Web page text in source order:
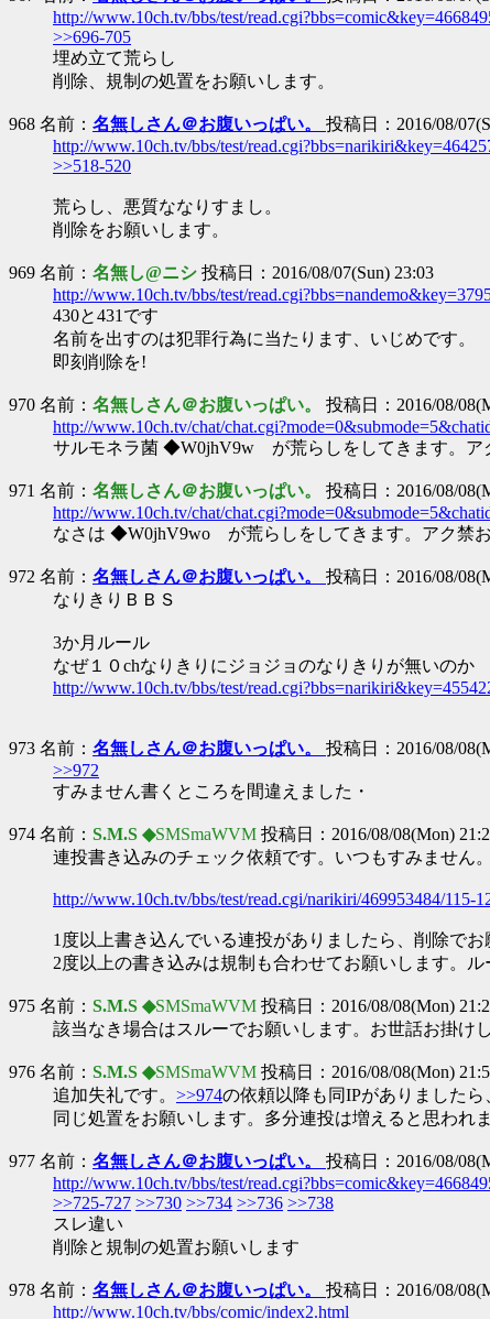
http://www.10ch.tv/bbs/test/
>>696-705
埋め立て荒らし
削除、規制の処置をお願いします。
968 名前： 名無しさん＠お腹いっぱい。 投稿日：2016/08/
http://www.10ch.tv/bbs/test/
>>518-520
荒らし、悪質ななりすまし。
削除をお願いします。
969 名前： 名無し@ニシ 投稿日：2016/08/07(Sun) 23:03
http://www.10ch.tv/bbs/test/
430と431です
名前を出すのは犯罪行為に当たります、いじめです。
即刻削除を!
970 名前： 名無しさん＠お腹いっぱい。 投稿日：2016/08/
http://www.10ch.tv/chat/
サルモネラ菌 ◆W0jhV9w が荒らしをしてきます。ア
971 名前： 名無しさん＠お腹いっぱい。 投稿日：2016/08/
http://www.10ch.tv/chat/
なさは ◆W0jhV9wo が荒らしをしてきます。アク禁
972 名前： 名無しさん＠お腹いっぱい。 投稿日：2016/08/
なりきりＢＢＳ
3か月ルール
なぜ１０chなりきりにジョジョのなりきりが無いのか
http://www.10ch.tv/bbs/test/
973 名前： 名無しさん＠お腹いっぱい。 投稿日：2016/08/
>>972
すみません書くところを間違えました・
974 名前： S.M.S ◆SMSmaWVM 投稿日：2016/08/08(Mon)
連投書き込みのチェック依頼です。いつもすみません。
http://www.10ch.tv/bbs/test/read.cgi/narikiri/469953484/115-
1度以上書き込んでいる連投がありましたら、削除でお
2度以上の書き込みは規制も合わせてお願いします。ル
975 名前： S.M.S ◆SMSmaWVM 投稿日：2016/08/08(Mon)
該当なき場合はスルーでお願いします。お世話お掛けし
976 名前： S.M.S ◆SMSmaWVM 投稿日：2016/08/08(Mon)
追加失礼です。 >>974の依頼以降も同IPがありましたら
同じ処置をお願いします。多分連投は増えると思われま
977 名前： 名無しさん＠お腹いっぱい。 投稿日：2016/08/
http://www.10ch.tv/bbs/test/
>>725-727 >>730 >>734 >>736 >>738
スレ違い
削除と規制の処置お願いします
978 名前： 名無しさん＠お腹いっぱい。 投稿日：2016/08/
http://www.10ch.tv/bbs/comic/index2.html